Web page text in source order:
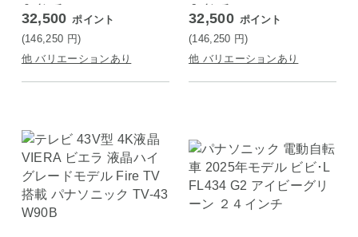
０インチ
32,500 ポイント
(146,250 円)
他 バリエーションあり
６インチ
32,500 ポイント
(146,250 円)
他 バリエーションあり